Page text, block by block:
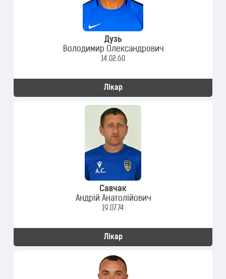
Дузь
Володимир Олександрович
14.02.60
Лікар
Савчак
Андрій Анатолійович
19.07.74
Лікар